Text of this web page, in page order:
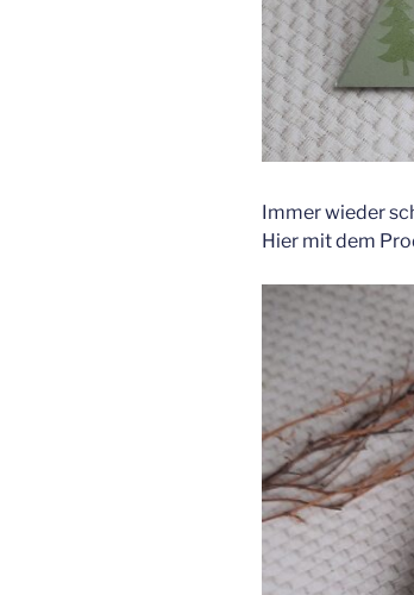
Immer wieder
Hier mit dem